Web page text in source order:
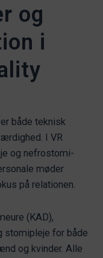
og
i
både teknisk
I VR
og nefrostomi-
møder
på relationen.
(KAD),
stomipleje for både
og kvinder. Alle